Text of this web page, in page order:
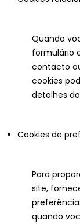
Quando
formulário
contacto
cookies
detalhes
Cookies de
Para
site,
quando